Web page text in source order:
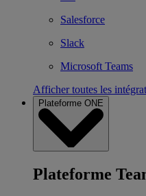
Salesforce
Slack
Microsoft Teams
Afficher toutes les
Plateforme ONE
Plateforme